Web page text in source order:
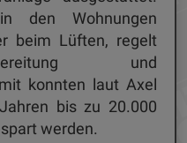
den Wohnungen
beim Lüften, regelt
und
konnten laut Axel
bis zu 20.000
werden.